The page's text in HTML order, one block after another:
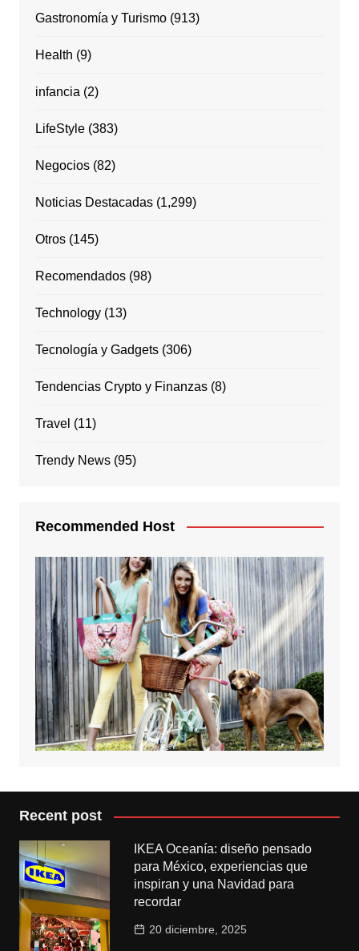
Gastronomía y Turismo(913)
Health (9)
infancia (2)
LifeStyle(383)
Negocios(82)
Noticias Destacadas(1,299)
Otros(145)
Recomendados(98)
Technology(13)
Tecnología y Gadgets(306)
Tendencias Crypto y Finanzas(8)
Travel (11)
Trendy News(95)
Recommended Host
Recent post
IKEA Oceanía: diseño pensado
para México, experiencias que
inspiran y una Navidad para
recordar
20 diciembre, 2025